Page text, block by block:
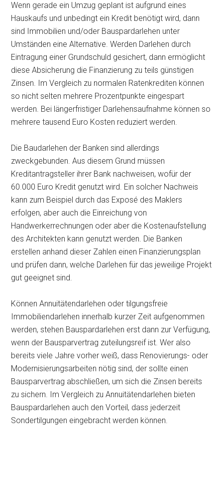
Wenn gerade ein Umzug geplant ist aufgrund eines
Hauskaufs und unbedingt ein Kredit benötigt wird, dann
sind Immobilien und/oder Bauspardarlehen unter
Umständen eine Alternative. Werden Darlehen durch
Eintragung einer Grundschuld gesichert, dann ermöglicht
diese Absicherung die Finanzierung zu teils günstigen
Zinsen. Im Vergleich zu normalen Ratenkrediten können
so nicht selten mehrere Prozentpunkte eingespart
werden. Bei längerfristiger Darlehensaufnahme können so
mehrere tausend Euro Kosten reduziert werden.
Die Baudarlehen der Banken sind allerdings
zweckgebunden. Aus diesem Grund müssen
Kreditantragsteller ihrer Bank nachweisen, wofür der
60.000 Euro Kredit genutzt wird. Ein solcher Nachweis
kann zum Beispiel durch das Exposé des Maklers
erfolgen, aber auch die Einreichung von
Handwerkerrechnungen oder aber die Kostenaufstellung
des Architekten kann genutzt werden. Die Banken
erstellen anhand dieser Zahlen einen Finanzierungsplan
und prüfen dann, welche Darlehen für das jeweilige Projekt
gut geeignet sind.
Können Annuitätendarlehen oder tilgungsfreie
Immobiliendarlehen innerhalb kurzer Zeit aufgenommen
werden, stehen Bauspardarlehen erst dann zur Verfügung,
wenn der Bausparvertrag zuteilungsreif ist. Wer also
bereits viele Jahre vorher weiß, dass Renovierungs- oder
Modernisierungsarbeiten nötig sind, der sollte einen
Bausparvertrag abschließen, um sich die Zinsen bereits
zu sichern. Im Vergleich zu Annuitätendarlehen bieten
Bauspardarlehen auch den Vorteil, dass jederzeit
Sondertilgungen eingebracht werden können.